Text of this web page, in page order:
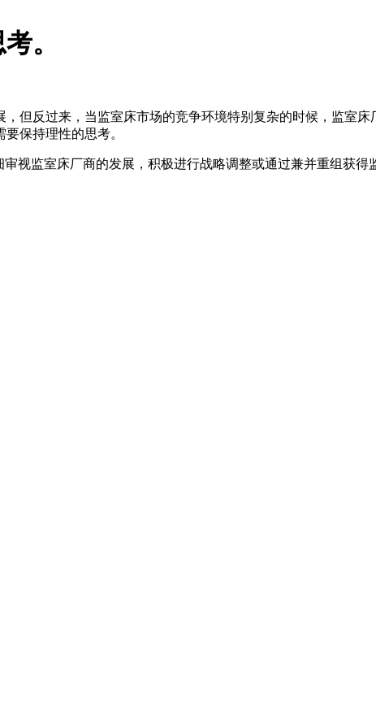
。
但反过来，当监室床市场的竞争环境特别复杂的时候，监室
保持理性的思考。
监室床厂商的发展，积极进行战略调整或通过兼并重组获得